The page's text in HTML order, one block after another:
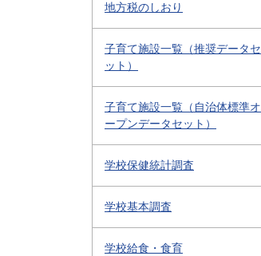
地方税のしおり
子育て施設一覧（推奨データセ
ット）
子育て施設一覧（自治体標準オ
ープンデータセット）
学校保健統計調査
学校基本調査
学校給食・食育